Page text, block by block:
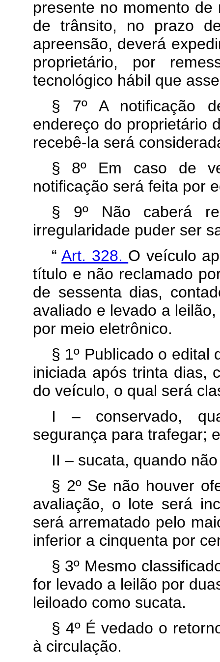
presente no momento
de trânsito, no prazo
apreensão, deverá
proprietário, por
tecnológico hábil que
§ 7º A notificação
endereço do proprietário
recebê-la será
§ 8º Em caso de
notificação será feita por
§ 9º Não caberá
irregularidade puder ser
“Art. 328. O veículo
título e não reclamado
de sessenta dias,
avaliado e levado a
por meio eletrônico.
§ 1º Publicado o edital
iniciada após trinta dias,
do veículo, o qual será
I – conservado,
segurança para trafegar; e
II – sucata, quando
§ 2º Se não houver
avaliação, o lote será
será arrematado pelo
inferior a cinquenta por
§ 3º Mesmo
for levado a leilão por
leiloado como sucata.
§ 4º É vedado o
à circulação.